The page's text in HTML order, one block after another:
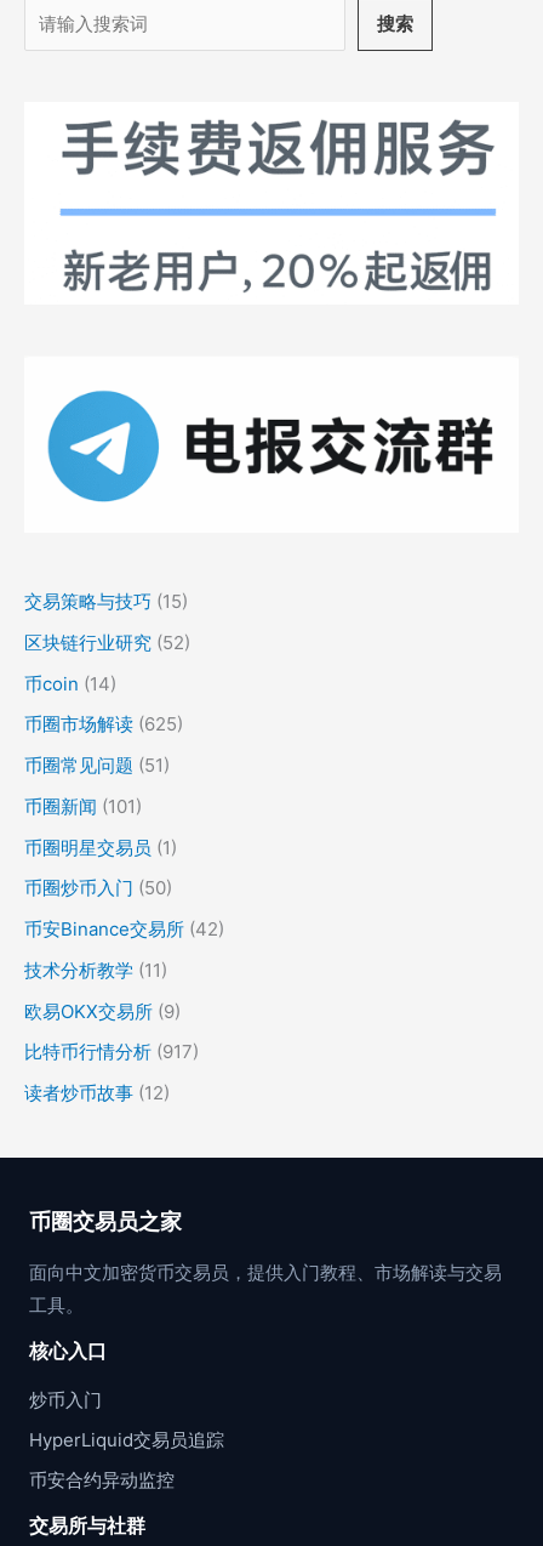
搜
索
搜索
交易策略与技巧 (15)
区块链行业研究 (52)
币coin (14)
币圈市场解读 (625)
币圈常见问题 (51)
币圈新闻 (101)
币圈明星交易员 (1)
币圈炒币入门 (50)
币安Binance交易所 (42)
技术分析教学 (11)
欧易OKX交易所 (9)
比特币行情分析 (917)
读者炒币故事 (12)
币圈交易员之家
面向中文加密货币交易员，提供入门教程、市场解读与交易
工具。
核心入口
炒币入门
HyperLiquid交易员追踪
币安合约异动监控
交易所与社群